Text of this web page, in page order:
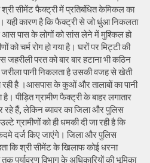
सीमेंट फैक्ट्री में प्रतिबंधित केमिकल का
यही कारण है कि फैक्ट्री से जो धुंआ निकलता
पास के लोगों को सांस लेने में मुश्किल हो
को चर्म रोग हो गया है। घरों पर मिट्टी की
परत को बार बार हटाना भी कठिन
पानी निकलता है उसकी वजह से खेती
रही है ।आसपास के कुओं और तालाबों का पानी
है। पीड़ित ग्रामीण फैक्ट्री के बाहर लगातार
रहे हैं, लेकिन ब्यावर का जिला और पुलिस
ग्रामीणों को ही धमकी दी जा रही है कि
दर्ज किए जाएंगे। जिला और पुलिस
कि श्री सीमेंट के खिलाफ कोई धरना
पर्यावरण विभाग के अधिकारियों की भूमिका